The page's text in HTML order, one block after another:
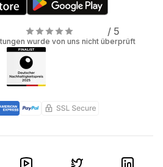
/ 5
wurde von uns nicht überprüft